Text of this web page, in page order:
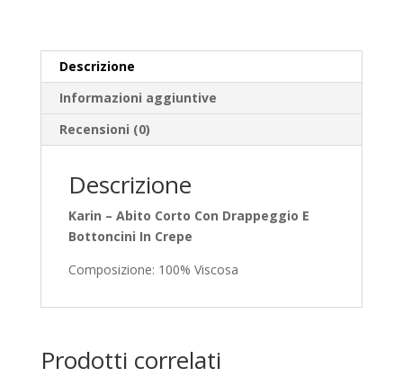
Descrizione
Informazioni aggiuntive
Recensioni (0)
Descrizione
Karin – Abito Corto Con Drappeggio E
Bottoncini In Crepe
Composizione: 100% Viscosa
Prodotti correlati